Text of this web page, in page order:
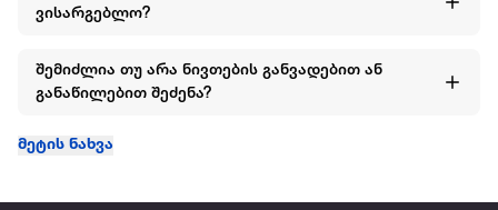
ვისარგებლო?
შემიძლია თუ არა ნივთების განვადებით ან
განაწილებით შეძენა?
მეტის ნახვა